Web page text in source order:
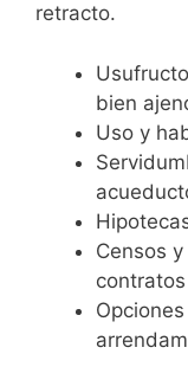
retracto.
bien
Uso y
Censos